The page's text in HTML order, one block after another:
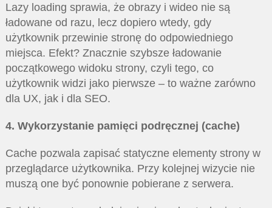
Lazy loading sprawia, że obrazy i wideo nie są
ładowane od razu, lecz dopiero wtedy, gdy
użytkownik przewinie stronę do odpowiedniego
miejsca. Efekt? Znacznie szybsze ładowanie
początkowego widoku strony, czyli tego, co
użytkownik widzi jako pierwsze – to ważne zarówno
dla UX, jak i dla SEO.
4. Wykorzystanie pamięci podręcznej (cache)
Cache pozwala zapisać statyczne elementy strony w
przeglądarce użytkownika. Przy kolejnej wizycie nie
muszą one być ponownie pobierane z serwera.